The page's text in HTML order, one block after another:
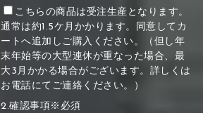
こちらの商品は受注生産となります。
通常は約1.5ケ月かかります。同意してカ
ートへ追加しご購入ください。（但し年
末年始等の大型連休が重なった場合、最
大3月かかる場合がございます。詳しくは
お電話にてご連絡ください。）
2.確認事項※必須